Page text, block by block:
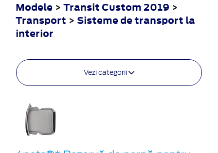
Modele > Transit Custom 2019 >
Transport > Sisteme de transport la
interior
Vezi categorii